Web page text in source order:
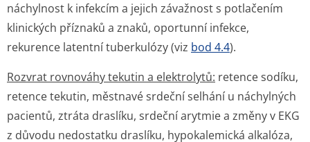
náchylnost k infekcím a jejich závažnost s potlačením
klinických příznaků a znaků, oportunní infekce,
rekurence latentní tuberkulózy (viz bod 4.4).
Rozvrat rovnováhy tekutin a elektrolytů: retence sodíku,
retence tekutin, městnavé srdeční selhání u náchylných
pacientů, ztráta draslíku, srdeční arytmie a změny v EKG
z důvodu nedostatku draslíku, hypokalemická alkalóza,